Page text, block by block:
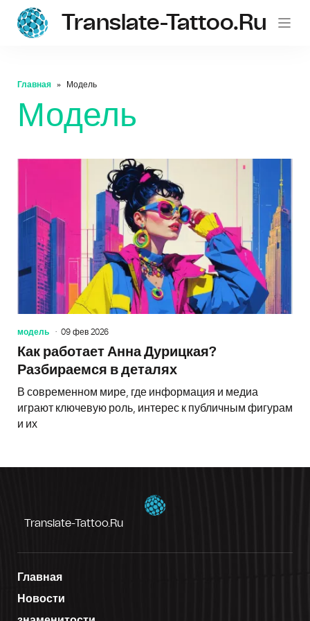
Translate-Tattoo.ru
Главная Модель
Модель
модель 09 фев 2026
Как работает Анна Дурицкая?
Разбираемся в деталях
В современном мире, где информация и медиа
играют ключевую роль, интерес к публичным фигурам
и их
Translate-Tattoo.ru
Главная
Новости